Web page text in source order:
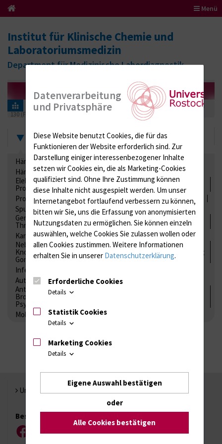
Menü
Institut für Klinische Chemie und
Laboratoriumsmedizin
Department für Medizinische Labordiagnostik
Informationen für Einsender Ringversuchszertifikate
Stuhl
130 (Fäkal Diagnostik 01)
2022
Zertifikate
Hämatologie / Anämie
Retikulozyten
Hämoglobinelektrophorese
Liquordiagnostik
Elektrolyte, Enzyme, Substrate, Metabolite, Blutalkohol,
Proteine
Proteine
Lipide / Lipoproteine Niere / Harnwege
Stuhl
Spurenelemente
Säuren-Basen-Status
Gerinnung / Gerinnungsaktivierung / Gerinnungsfaktoren /
Thrombozytenfunktion / Antikoagulation
Kardiale Marker
Tumormarker
Interleukine
Nebenniere / Niere; Nebenschilddrüse ( Ca-Stoffwechsel /
Knochen; Hypophyse / Wachstum; Gestroinaltrakt / Vitamine;
Gonaden / Zyklus / Sterilität
Infektionsserologie
Autoimmundiagnostik
Antibiotika, Zystostatika, Immunsuppressiva, Amaleptika,
Bronchospasmolytika, Antiepileptika, Kardiaka,
Psychpharmaka
Molekulare Diagnostik
Universität Rostock
Besuchen Sie uns
FacebookInstagramYouTubeLinkedIn
Xing
Datenverarbeitung
und Privatsphäre
Diese Website benutzt Cookies, die für das
Funktionieren der Website erforderlich sind. Zur
Darstellung einiger interessenbezogener Inhalte
setzen wir Cookies ein, die als Marketing-Cookies
qualifiziert sind. Ohne Ihre Zustimmung können
diese Inhalte nicht ausgespielt werden. Um unser
Internetangebot fortlaufend verbessern zu können,
bitten wir Sie, uns die Erfassung von anonymisierten
Nutzungsdaten zu ermöglichen. Sie können einzeln
auswählen, welche Cookies Sie zulassen wollen oder
allen Cookies zustimmen. Weitere Informationen
erhalten Sie in unserer Datenschutzerklärung.
Erforderliche Cookies
Details
Statistik Cookies
Details
Marketing Cookies
Details
Eigene Auswahl bestätigen
oder
Alle Cookies bestätigen